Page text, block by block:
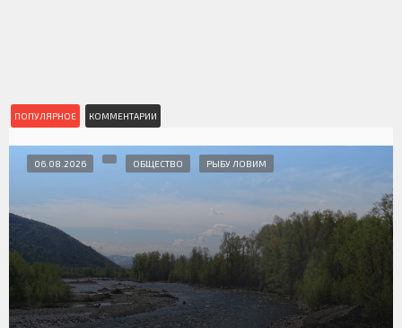
ПОПУЛЯРНОЕ КОММЕНТАРИИ
06.08.2026 ОБЩЕСТВО РЫБУ ЛОВИМ